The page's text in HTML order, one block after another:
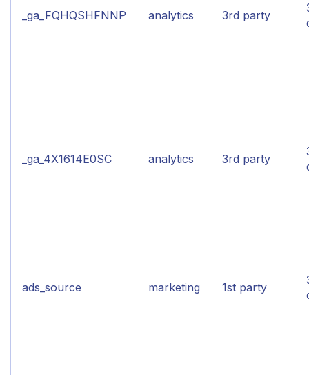
_ga_FQHQSHFNNP analytics 3rd party
_ga_4X1614E0SC analytics 3rd party
ads_source marketing 1st party